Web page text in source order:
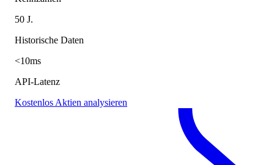
50 J.
Historische Daten
<10ms
API-Latenz
Kostenlos Aktien analysieren